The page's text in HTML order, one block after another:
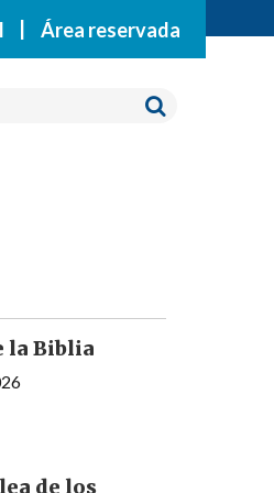
Área reservada
la Biblia
de los